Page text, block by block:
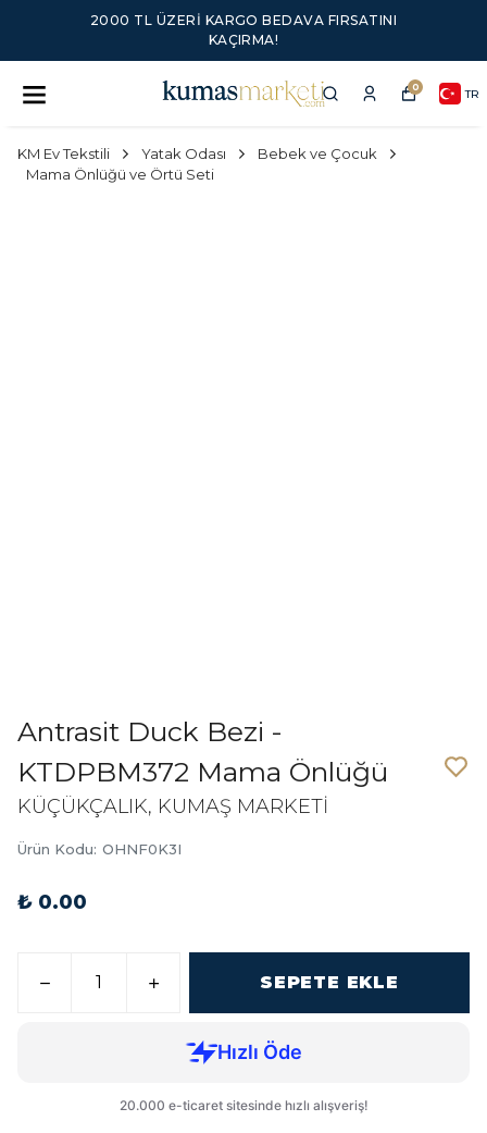
2000 TL ÜZERI KARGO BEDAVA FIRSATINI
KAÇIRMA!
0 TR
KM Ev Tekstili Yatak Odası
Bebek ve Çocuk
Mama Önlüğü ve Örtü Seti
Antrasit Duck Bezi -
KTDPBM372 Mama Önlüğü
KÜÇÜKÇALIK, KUMAŞ MARKETİ
Ürün Kodu: OHNF0K3I
₺ 0.00
SEPETE EKLE